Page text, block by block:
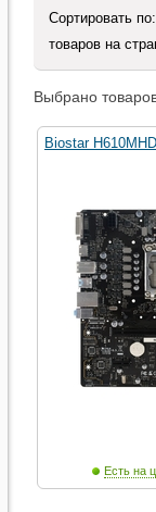
Сортировать
товаров на
Выбрано
Biostar
Есть на